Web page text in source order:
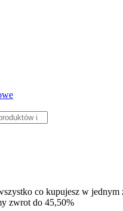
co kupujesz w jednym
zwrot do 45,50%